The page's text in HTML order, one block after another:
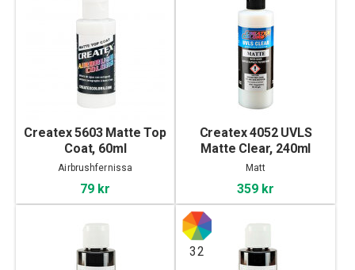
Createx 5603 Matte Top
Coat, 60ml
Airbrushfernissa
79 kr
Createx 4052 UVLS
Matte Clear, 240ml
Matt
359 kr
32